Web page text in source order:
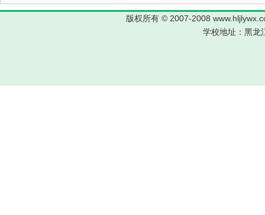
版权所有 © 2007-2008
学校地址：黑龙